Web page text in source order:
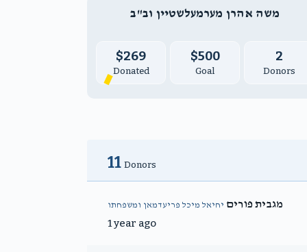
משה אהרן מערמעלשטיין וב"ב
$269
Donated
$500
Goal
2
Donors
11 Donors
מגבית פורים יחיאל מיכל פריעדמאן ומשפחתו
1 year ago